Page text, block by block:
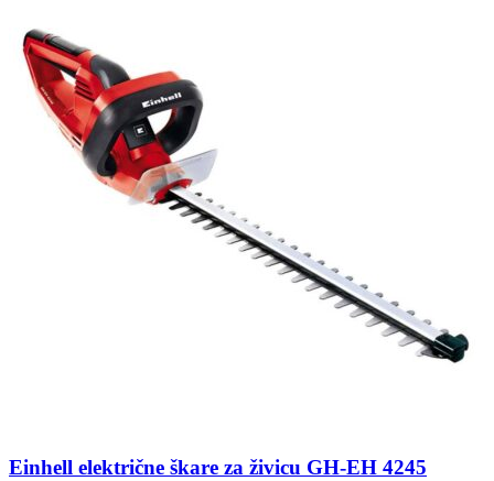
Einhell električne škare za živicu GH-EH 4245